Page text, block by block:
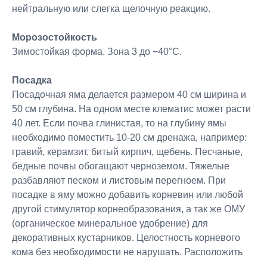
нейтральную или слегка щелочную реакцию.
Морозостойкость
Зимостойкая форма. Зона 3 до −40°C.
Посадка
Посадочная яма делается размером 40 см ширина и
50 см глубина. На одном месте клематис может расти
40 лет. Если почва глинистая, то на глубину ямы
необходимо поместить 10-20 см дренажа, например:
гравий, керамзит, битый кирпич, щебень. Песчаные,
бедные почвы обогащают черноземом. Тяжелые
разбавляют песком и листовым перегноем. При
посадке в яму можно добавить корневин или любой
другой стимулятор корнеобразования, а так же ОМУ
(органическое минеральное удобрение) для
декоративных кустарников. Целостность корневого
кома без необходимости не нарушать. Расположить